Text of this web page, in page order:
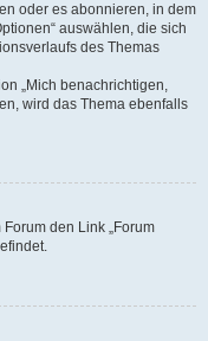
oder es abonnieren, in dem
auswählen, die sich
des Themas
„Mich benachrichtigen,
wird das Thema ebenfalls
den Link „Forum